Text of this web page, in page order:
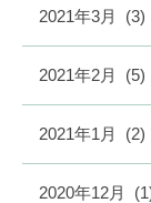
2021年3月 (3)
2021年2月 (5)
2021年1月 (2)
2020年12月